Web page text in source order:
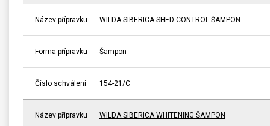
Název přípravku WILDA SIBERICA SHED CONTROL ŠAMPON
Forma přípravku Šampon
Číslo schválení 154-21/C
Název přípravku WILDA SIBERICA WHITENING ŠAMPON